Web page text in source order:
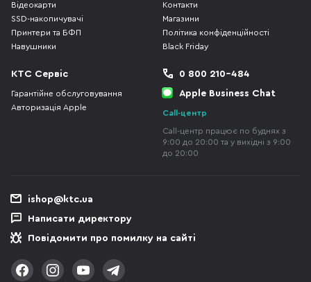
Відеокарти
SSD-накопичувачі
Принтери та БФП
Навушники
Контакти
Магазини
Політика конфіденційності
Black Friday
КТС Сервіс
Гарантійне обслуговування
Авторизація Apple
0 800 210-484
Apple Business Chat
Call-центр
Call-центр працює по буднях з
9:00 до 20:00 та у вихідні з 9:00
до 20:00
ishop@ktc.ua
Написати директору
Повідомити про помилку на сайті